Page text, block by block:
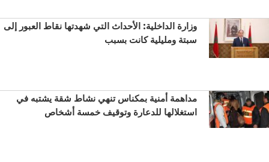
وزارة الداخلية: الأحداث التي شهدتها نقاط العبور إلى
سبتة ومليلية كانت بسبب
مداهمة أمنية بمكناس تنهي نشاط شقة يشتبه في
استغلالها للدعارة وتوقيف خمسة أشخاص